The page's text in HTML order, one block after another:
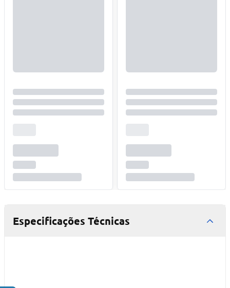
Especificações Técnicas